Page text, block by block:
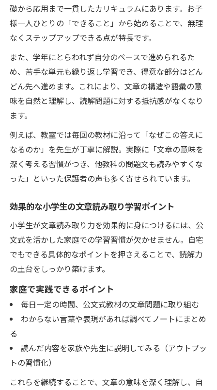
訣
国語力アップに役立つ日々の声かけアイデ
ア
小学生文章読み取り力向上に欠かせない習
慣
読解力に不安がある小学生へ家庭でできる工夫
小学生の文章読み取りが苦手な理由と対策
ト
公文式をヒントにした読解力アップの工夫
小学生の文章読み取り力向上へ親ができる
こと
理解に不安がある子への学習フォロー方法
小学生の文章読み取り力を基礎から強化す
る
公文式で身につく文章理解力の土台作り
性
小学生の読解力は基礎練習から伸びる理由
礎から応用まで一貫したカリキュラムにあります。お子
様一人ひとりの「できること」から始めることで、無理
なくステップアップできる点が特長です。
また、学年にとらわれず自分のペースで進められるた
め、苦手な単元も繰り返し学習でき、得意な部分はどん
どん先へ進めます。これにより、文章の構造や語彙の意
味を自然と理解し、読解問題に対する抵抗感がなくなり
ます。
例えば、教室では毎回の教材に沿って「なぜこの答えに
なるのか」を先生が丁寧に解説。実際に「文章の意味を
深く考える習慣がつき、他教科の問題文も読みやすくな
った」といった保護者の声も多く寄せられています。
効果的な小学生の文章読み取り学習ポイント
小学生が文章読み取り力を効果的に身につけるには、公
文式を活かした家庭での学習習慣が欠かせません。自宅
でもできる具体的なポイントを押さえることで、読解力
の土台をしっかり築けます。
家庭で実践できるポイント
毎日一定の時間、公文式教材の文章問題に取り組む
わからない言葉や表現があれば調べてノートにまとめ
る
読んだ内容を家族や先生に説明してみる（アウトプッ
トの習慣化）
これらを継続することで、文章の意味を深く理解し、自